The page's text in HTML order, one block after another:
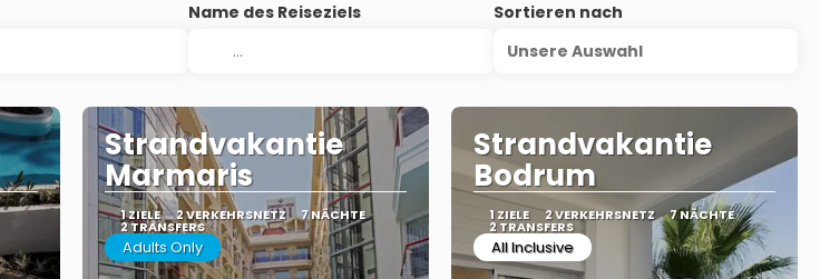
Name des Reiseziels
Sortieren nach
Unsere Auswahl
Strandvakantie
Marmaris
1 ZIELE 2 VERKEHRSNETZ 7 NÄCHTE
2 TRANSFERS
Adults Only
Strandvakantie
Bodrum
1 ZIELE 2 VERKEHRSNETZ 7 NÄCHTE
2 TRANSFERS
All Inclusive